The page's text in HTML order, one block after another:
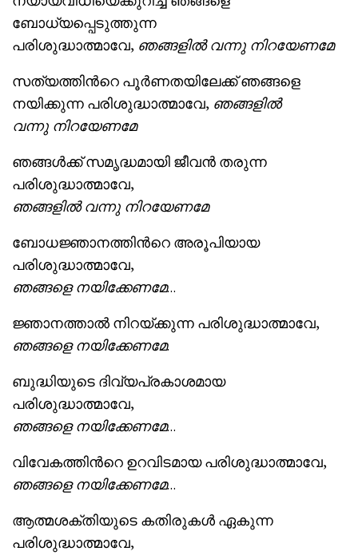
ബോധ്യപ്പെടുത്തുന്ന
പരിശുദ്ധാത്മാവേ, ഞങ്ങളില്‍ വന്നു നിറയേണമേ
സത്യത്തിന്‍റെ പൂര്‍ണതയിലേക്ക് ഞങ്ങളെ
നയിക്കുന്ന പരിശുദ്ധാത്മാവേ, ഞങ്ങളില്‍
വന്നു നിറയേണമേ
ഞങ്ങള്‍ക്ക് സമൃദ്ധമായി ജീവന്‍ തരുന്ന
പരിശുദ്ധാത്മാവേ,
ഞങ്ങളില്‍ വന്നു നിറയേണമേ
ബോധജ്ഞാനത്തിന്‍റെ അരൂപിയായ
പരിശുദ്ധാത്മാവേ,
ഞങ്ങളെ നയിക്കേണമേ…
ജ്ഞാനത്താല്‍ നിറയ്ക്കുന്ന പരിശുദ്ധാത്മാവേ,
ഞങ്ങളെ നയിക്കേണമേ.
ബുദ്ധിയുടെ ദിവ്യപ്രകാശമായ
പരിശുദ്ധാത്മാവേ,
ഞങ്ങളെ നയിക്കേണമേ…
വിവേകത്തിന്‍റെ ഉറവിടമായ പരിശുദ്ധാത്മാവേ,
ഞങ്ങളെ നയിക്കേണമേ…
ആത്മശക്തിയുടെ കതിരുകൾ ഏകുന്ന
പരിശുദ്ധാത്മാവേ,